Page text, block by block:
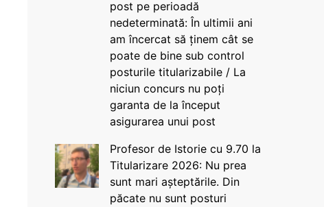
post pe perioadă
nedeterminată: În ultimii ani
am încercat să ținem cât se
poate de bine sub control
posturile titularizabile / La
niciun concurs nu poți
garanta de la început
asigurarea unui post
Profesor de Istorie cu 9.70 la
Titularizare 2026: Nu prea
sunt mari așteptările. Din
păcate nu sunt posturi